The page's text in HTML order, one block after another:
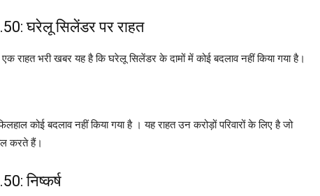
घरेलू सिलेंडर पर राहत
राहत भरी खबर यह है कि घरेलू सिलेंडर के दामों में कोई बदलाव नहीं किया गया है।
कोई बदलाव नहीं किया गया है । यह राहत उन करोड़ों परिवारों के लिए है जो
करते हैं।
निष्कर्ष